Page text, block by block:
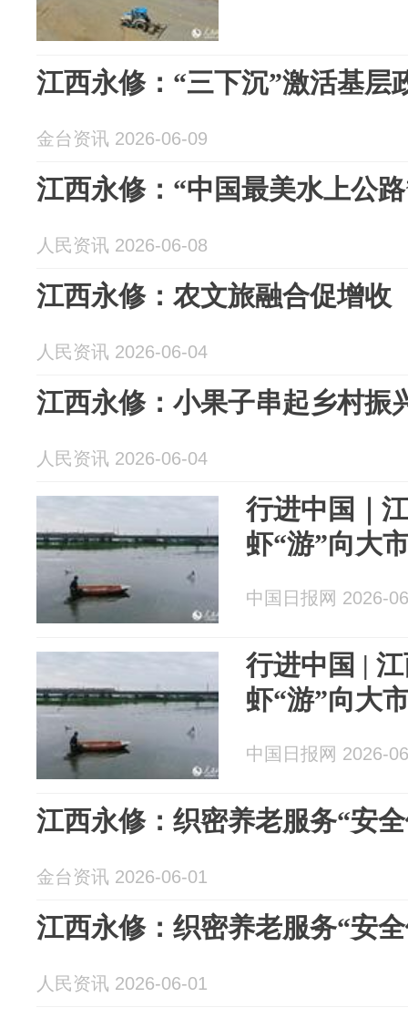
江西永修：“三下沉”激活基层
金台资讯 2026-06-09
江西永修：“中国最美水上公
人民资讯 2026-06-08
江西永修：农文旅融合促增收
人民资讯 2026-06-04
江西永修：小果子串起乡村振
人民资讯 2026-06-04
行进中国｜
虾“游”向大
中国日报网 2026-
行进中国 |
虾“游”向大
中国日报网 2026-
江西永修：织密养老服务“安
金台资讯 2026-06-01
江西永修：织密养老服务“安
人民资讯 2026-06-01